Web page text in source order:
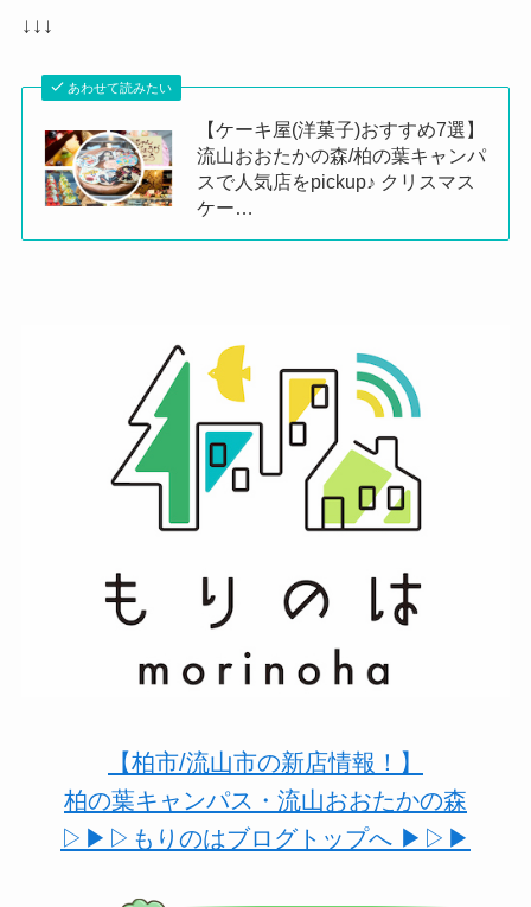
↓↓↓
あわせて読みたい
【ケーキ屋(洋菓子)おすすめ7選】
流山おおたかの森/柏の葉キャンパ
スで人気店をpickup♪ クリスマス
ケー…
【柏市/流山市の新店情報！】
柏の葉キャンパス・流山おおたかの森
▷▶︎▷もりのはブログトップへ ▶︎▷▶︎